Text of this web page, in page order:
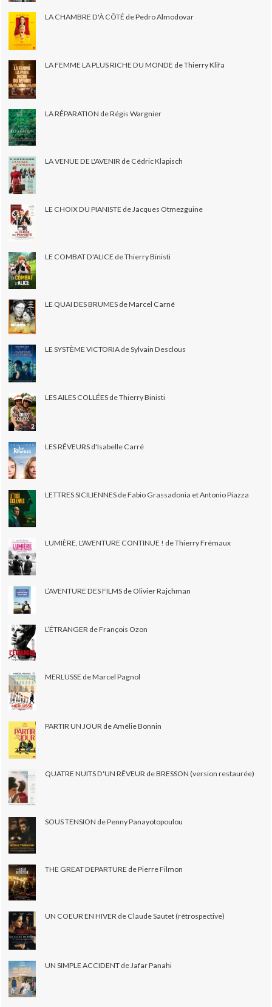
LA CHAMBRE D'À CÔTÉ de Pedro Almodovar
LA FEMME LA PLUS RICHE DU MONDE de Thierry Klifa
LA RÉPARATION de Régis Wargnier
LA VENUE DE L'AVENIR de Cédric Klapisch
LE CHOIX DU PIANISTE de Jacques Otmezguine
LE COMBAT D'ALICE de Thierry Binisti
LE QUAI DES BRUMES de Marcel Carné
LE SYSTÈME VICTORIA de Sylvain Desclous
LES AILES COLLÉES de Thierry Binisti
LES RÊVEURS d'Isabelle Carré
LETTRES SICILIENNES de Fabio Grassadonia et Antonio Piazza
LUMIÈRE, L'AVENTURE CONTINUE ! de Thierry Frémaux
L’AVENTURE DES FILMS de Olivier Rajchman
L’ÉTRANGER de François Ozon
MERLUSSE de Marcel Pagnol
PARTIR UN JOUR de Amélie Bonnin
QUATRE NUITS D'UN RÊVEUR de BRESSON (version restaurée)
SOUS TENSION de Penny Panayotopoulou
THE GREAT DEPARTURE de Pierre Filmon
UN COEUR EN HIVER de Claude Sautet (rétrospective)
UN SIMPLE ACCIDENT de Jafar Panahi